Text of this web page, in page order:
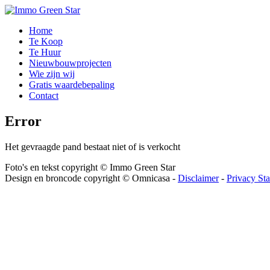
Home
Te Koop
Te Huur
Nieuwbouwprojecten
Wie zijn wij
Gratis waardebepaling
Contact
Error
Het gevraagde pand bestaat niet of is verkocht
Foto's en tekst copyright © Immo Green Star
Design en broncode copyright © Omnicasa - Disclaimer- Privacy